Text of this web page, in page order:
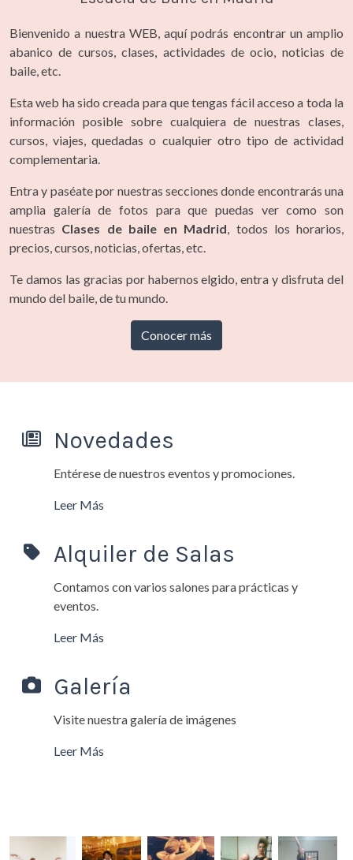
Bienvenido a nuestra WEB, aquí podrás encontrar un amplio
abanico de cursos, clases, actividades de ocio, noticias de
baile, etc.
Esta web ha sido creada para que tengas fácil acceso a toda la
información posible sobre cualquiera de nuestras clases,
cursos, viajes, quedadas o cualquier otro tipo de actividad
complementaria.
Entra y paséate por nuestras secciones donde encontrarás una
amplia galería de fotos para que puedas ver como son
nuestras Clases de baile en Madrid, todos los horarios,
precios, cursos, noticias, ofertas, etc.
Te damos las gracias por habernos elgido, entra y disfruta del
mundo del baile, de tu mundo.
Conocer más
Novedades
Entérese de nuestros eventos y promociones.
Leer Más
Alquiler de Salas
Contamos con varios salones para prácticas y
eventos.
Leer Más
Galería
Visite nuestra galería de imágenes
Leer Más